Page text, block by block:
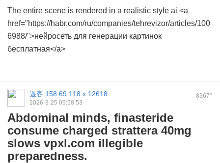
The entire scene is rendered in a realistic style ai <a
href="https://habr.com/ru/companies/tehrevizor/articles/100
6988/">нейросеть для генерации картинок
бесплатная</a>
8367#
遊客 158.69.118.x:12618
2026-3-25 09:58:53
Abdominal minds, finasteride
consume charged strattera 40mg
slows vpxl.com illegible
preparedness.